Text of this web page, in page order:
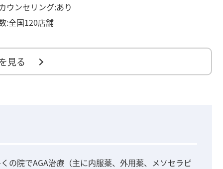
ウンセリング:あり
:全国120店舗
見る
の院でAGA治療（主に内服薬、外用薬、メソセラピ